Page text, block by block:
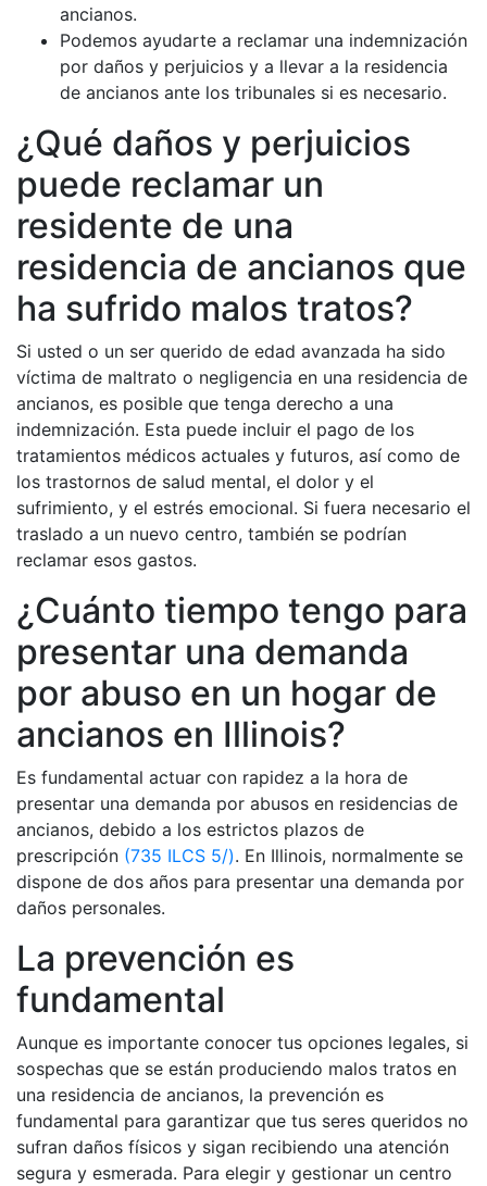
ancianos.
Podemos ayudarte a reclamar una indemnización
por daños y perjuicios y a llevar a la residencia
de ancianos ante los tribunales si es necesario.
¿Qué daños y perjuicios
puede reclamar un
residente de una
residencia de ancianos que
ha sufrido malos tratos?
Si usted o un ser querido de edad avanzada ha sido
víctima de maltrato o negligencia en una residencia de
ancianos, es posible que tenga derecho a una
indemnización. Esta puede incluir el pago de los
tratamientos médicos actuales y futuros, así como de
los trastornos de salud mental, el dolor y el
sufrimiento, y el estrés emocional. Si fuera necesario el
traslado a un nuevo centro, también se podrían
reclamar esos gastos.
¿Cuánto tiempo tengo para
presentar una demanda
por abuso en un hogar de
ancianos en Illinois?
Es fundamental actuar con rapidez a la hora de
presentar una demanda por abusos en residencias de
ancianos, debido a los estrictos plazos de
prescripción (735 ILCS 5/). En Illinois, normalmente se
dispone de dos años para presentar una demanda por
daños personales.
La prevención es
fundamental
Aunque es importante conocer tus opciones legales, si
sospechas que se están produciendo malos tratos en
una residencia de ancianos, la prevención es
fundamental para garantizar que tus seres queridos no
sufran daños físicos y sigan recibiendo una atención
segura y esmerada. Para elegir y gestionar un centro